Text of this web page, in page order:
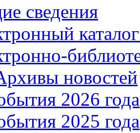
сведения
новостей
2026 года
2025 года